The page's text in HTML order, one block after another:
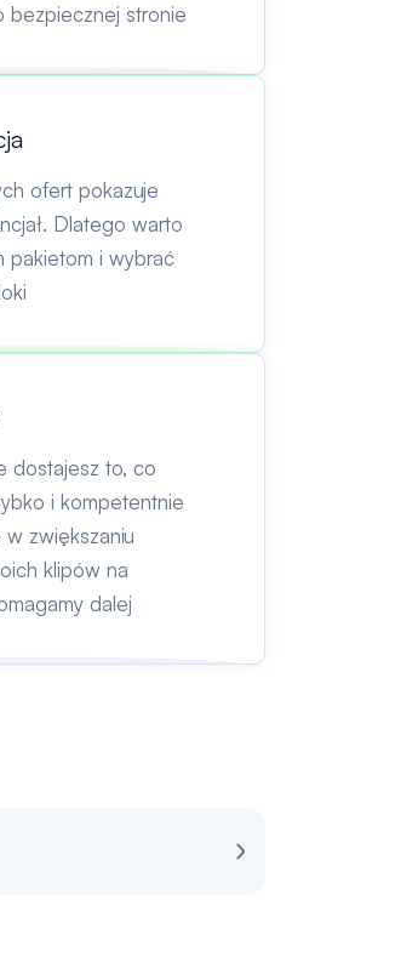
bezpiecznej stronie
ofert pokazuje
Dlatego warto
pakietom i wybrać
dostajesz to, co
i kompetentnie
zwiększaniu
klipów na
dalej